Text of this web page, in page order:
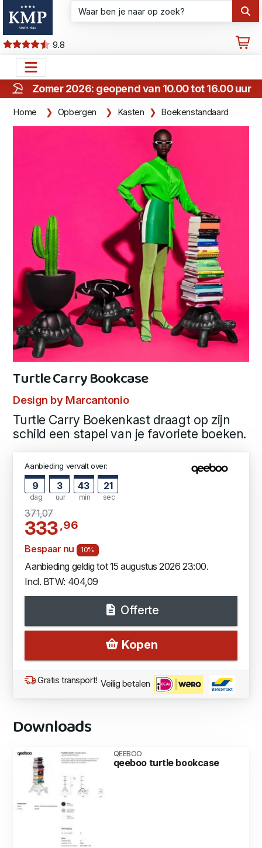
9.8
Zomer 2026: geopend van 10.00 tot 16.00 uur
Home Opbergen Kasten Boekenstandaard
Turtle Carry Bookcase
Design by Marcantonio
Turtle Carry Boekenkast draagt op zijn
schild een stapel van je favoriete boeken.
Aanbieding vervalt over:
9
dag
3
uur
43
min
20
sec
371,07
333,96
Bespaar nu 10%
Aanbieding geldig tot 15 augustus 2026 23:00.
Incl. BTW: 404,09
Offerte
Kopen
Gratis transport! Veilig betalen
Downloads
QEEBOO
qeeboo turtle bookcase